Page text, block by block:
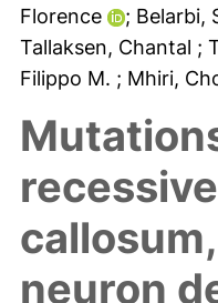
Florence
; Belarbi,
Tallaksen, Chantal ;
Filippo M. ; Mhiri,
neuron